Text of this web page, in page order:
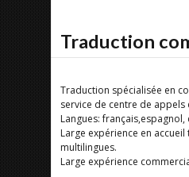
Traduction
Traduction spécialisée en
service de centre de appels
Langues: français,espagnol,
Large expérience en
multilingues.
Large expérience